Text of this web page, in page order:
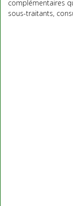
complémentaires
sous-traitants,